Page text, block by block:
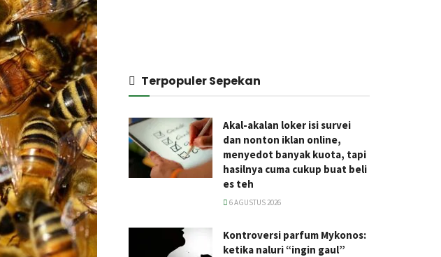
Terpopuler Sepekan
Akal-akalan loker isi survei
dan nonton iklan online,
menyedot banyak kuota, tapi
hasilnya cuma cukup buat beli
es teh
6 AGUSTUS 2026
Kontroversi parfum Mykonos:
ketika naluri “ingin gaul”